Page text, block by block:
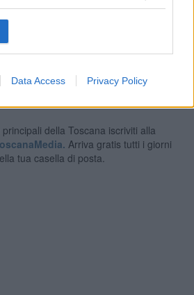
Data Access Privacy Policy
questa mattina e nelle sedi
confermato ed è stato trasferito
dove era uscito solo poche ore prima.
della Toscana iscriviti alla
Arriva gratis tutti i giorni
tua casella di posta.